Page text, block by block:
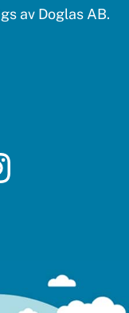
av Doglas AB.